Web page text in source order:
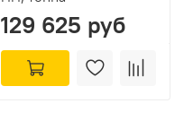
129 625 руб